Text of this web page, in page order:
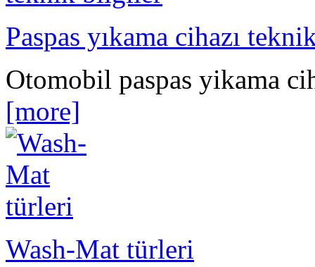
Paspas yıkama cihazı
Otomobil paspas yikama
[more]
Wash-Mat türleri